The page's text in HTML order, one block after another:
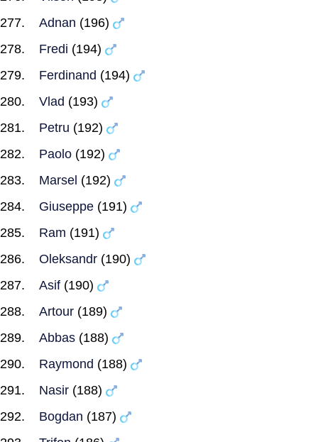
Adnan (196)
Fredi (194)
Ferdinand (194)
Vlad (193)
Petru (192)
Paolo (192)
Marsel (192)
Giuseppe (191)
Ram (191)
Oleksandr (190)
Asif (190)
Artour (189)
Abbas (188)
Raymond (188)
Nasir (188)
Bogdan (187)